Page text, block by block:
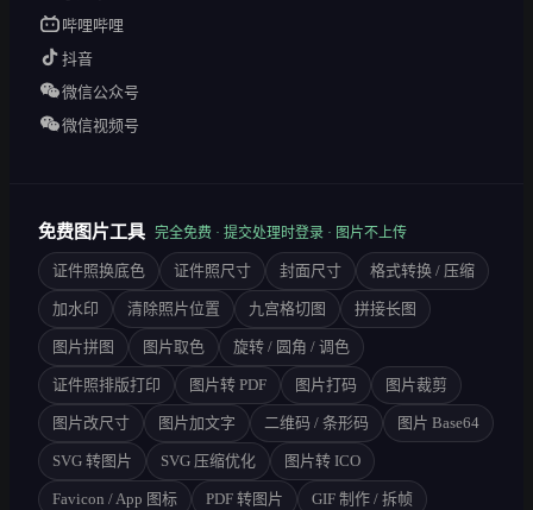
哔哩哔哩
抖音
微信公众号
微信视频号
免费图片工具 完全免费 · 提交处理时登录 · 图片不上传
证件照换底色 证件照尺寸 封面尺寸 格式转换 / 压缩
加水印 清除照片位置 九宫格切图 拼接长图
图片拼图 图片取色 旋转 / 圆角 / 调色
证件照排版打印 图片转 PDF 图片打码 图片裁剪
图片改尺寸 图片加文字 二维码 / 条形码 图片 Base64
SVG 转图片 SVG 压缩优化 图片转 ICO
Favicon / App 图标 PDF 转图片 GIF 制作 / 拆帧